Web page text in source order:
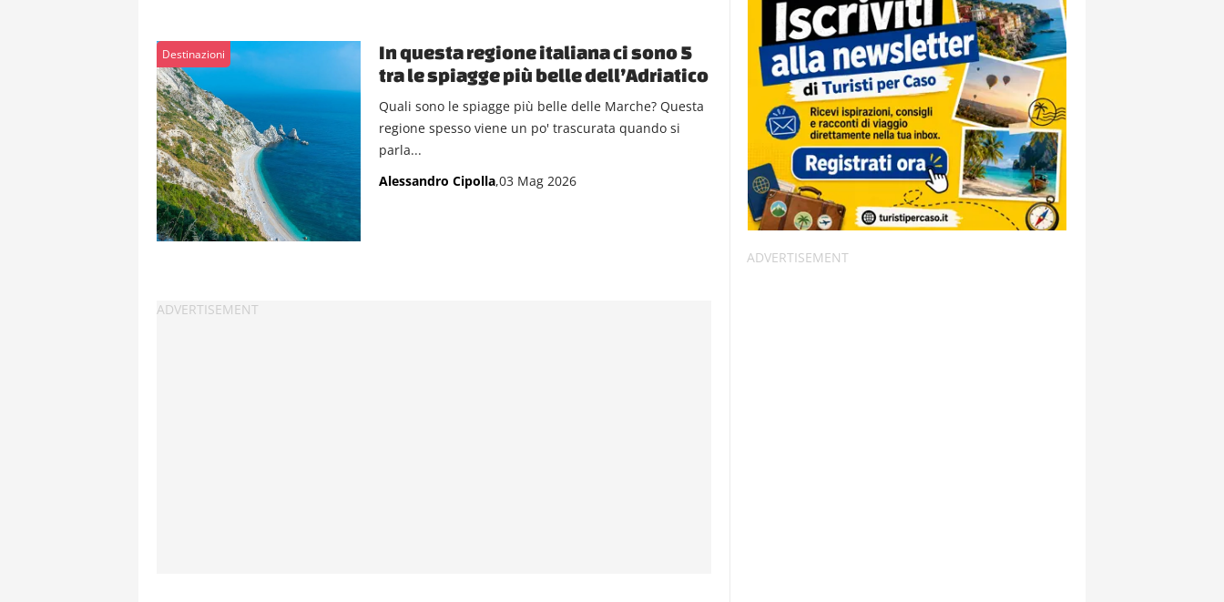
Destinazioni
In questa regione italiana ci sono 5
tra le spiagge più belle dell’Adriatico
Quali sono le spiagge più belle delle Marche? Questa
regione spesso viene un po' trascurata quando si
parla...
Alessandro Cipolla,03 Mag 2026